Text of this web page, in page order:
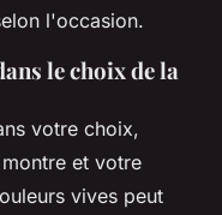
l'occasion.
le choix de la
votre choix,
et votre
vives peut